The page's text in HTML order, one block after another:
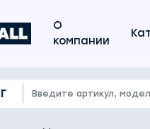
О
компании